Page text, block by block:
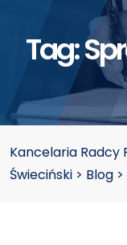
Tag:
Kancelaria Radcy
Świeciński > Blog >